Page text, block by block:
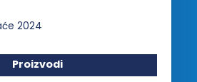
Proizvodi